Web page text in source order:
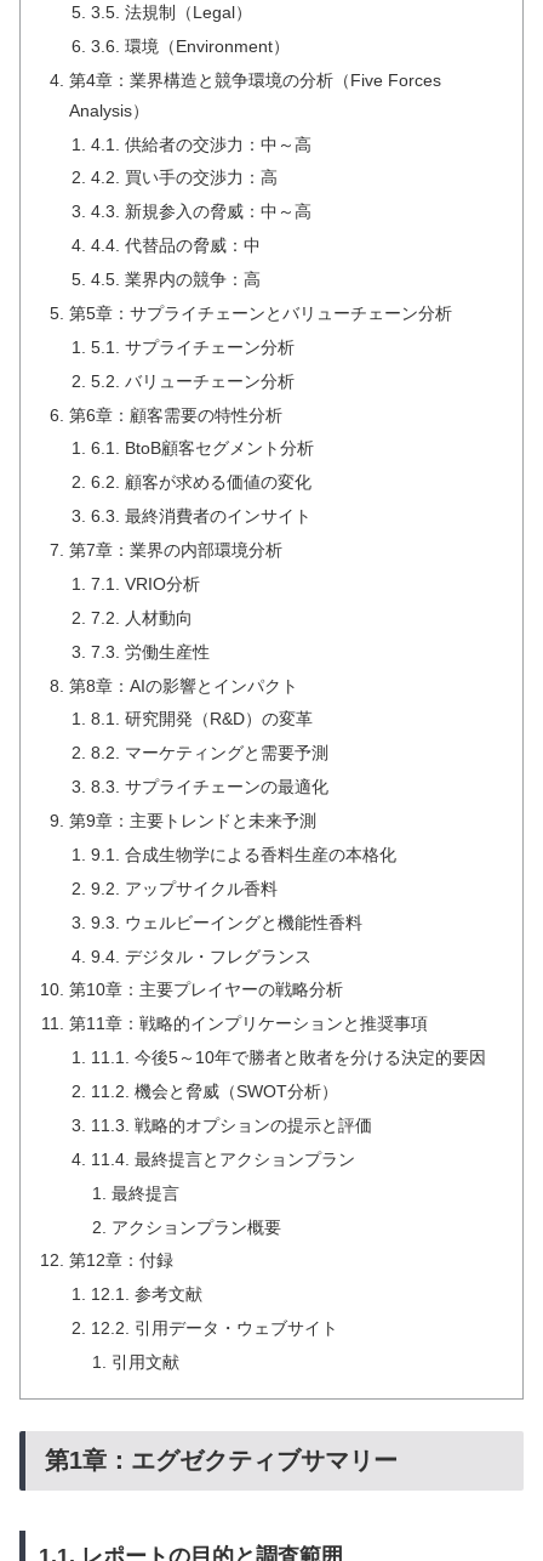
3.5. 法規制（Legal）
3.6. 環境（Environment）
第4章：業界構造と競争環境の分析（Five Forces
Analysis）
4.1. 供給者の交渉力：中～高
4.2. 買い手の交渉力：高
4.3. 新規参入の脅威：中～高
4.4. 代替品の脅威：中
4.5. 業界内の競争：高
第5章：サプライチェーンとバリューチェーン分析
5.1. サプライチェーン分析
5.2. バリューチェーン分析
第6章：顧客需要の特性分析
6.1. BtoB顧客セグメント分析
6.2. 顧客が求める価値の変化
6.3. 最終消費者のインサイト
第7章：業界の内部環境分析
7.1. VRIO分析
7.2. 人材動向
7.3. 労働生産性
第8章：AIの影響とインパクト
8.1. 研究開発（R&D）の変革
8.2. マーケティングと需要予測
8.3. サプライチェーンの最適化
第9章：主要トレンドと未来予測
9.1. 合成生物学による香料生産の本格化
9.2. アップサイクル香料
9.3. ウェルビーイングと機能性香料
9.4. デジタル・フレグランス
第10章：主要プレイヤーの戦略分析
第11章：戦略的インプリケーションと推奨事項
11.1. 今後5～10年で勝者と敗者を分ける決定的要因
11.2. 機会と脅威（SWOT分析）
11.3. 戦略的オプションの提示と評価
11.4. 最終提言とアクションプラン
最終提言
アクションプラン概要
第12章：付録
12.1. 参考文献
12.2. 引用データ・ウェブサイト
引用文献
第1章：エグゼクティブサマリー